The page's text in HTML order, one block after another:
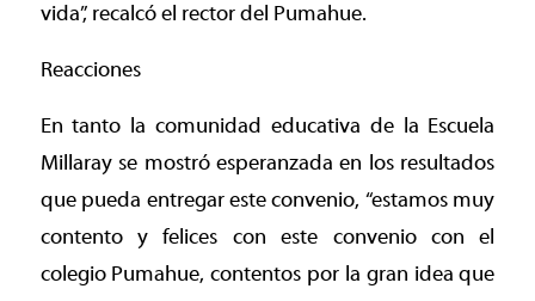
vida”, recalcó el rector del Pumahue.
Reacciones
En tanto la comunidad educativa de la Escuela
Millaray se mostró esperanzada en los resultados
que pueda entregar este convenio, “estamos muy
contento y felices con este convenio con el
colegio Pumahue, contentos por la gran idea que